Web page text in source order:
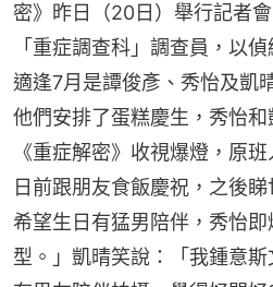
密》昨日（20日）舉行記者
「重症調查科」調查員，以
適逢7月是譚俊彥、秀怡及凱
他們安排了蛋糕慶生，秀怡
《重症解密》收視爆燈，原
日前跟朋友食飯慶祝，之後
希望生日有猛男陪伴，秀怡
型。」凱晴笑說：「我鍾意